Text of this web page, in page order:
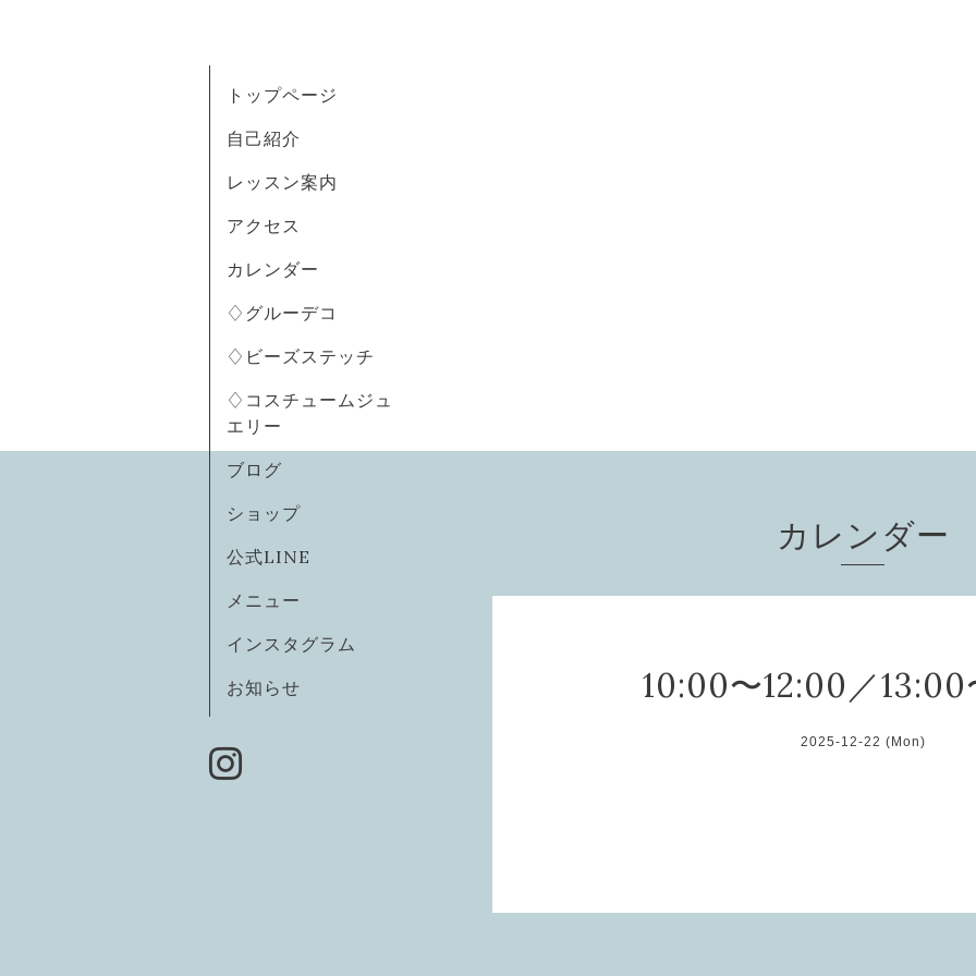
トップページ
自己紹介
レッスン案内
アクセス
カレンダー
♢グルーデコ
♢ビーズステッチ
♢コスチュームジュ
エリー
ブログ
ショップ
公式LINE
メニュー
インスタグラム
お知らせ
カレンダー
10:00〜12:00／13:00
2025-12-22 (Mon)